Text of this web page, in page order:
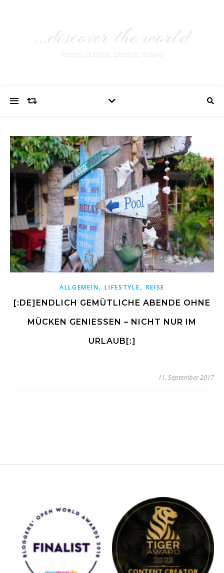
ALLGEMEIN,LIFESTYLE, REISE
[:DE]ENDLICH GEMÜTLICHE ABENDE OHNE
MÜCKEN GENIESSEN – NICHT NUR IM
URLAUB[:]
11. September 2017